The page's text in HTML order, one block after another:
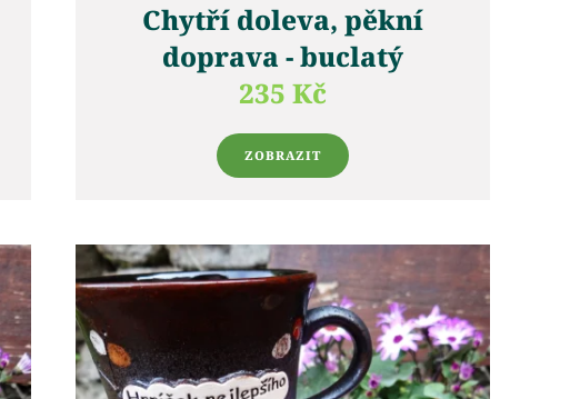
Chytří doleva, pěkní
doprava - buclatý
235 Kč
ZOBRAZIT